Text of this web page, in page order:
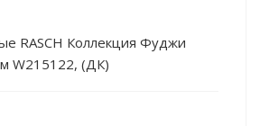
RASCH Коллекция Фуджи
W215122, (ДК)